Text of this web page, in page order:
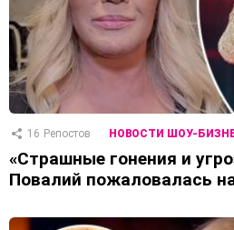
16 Репостов НОВОСТИ ШОУ-
«Страшные гонения и
Повалий пожаловалась